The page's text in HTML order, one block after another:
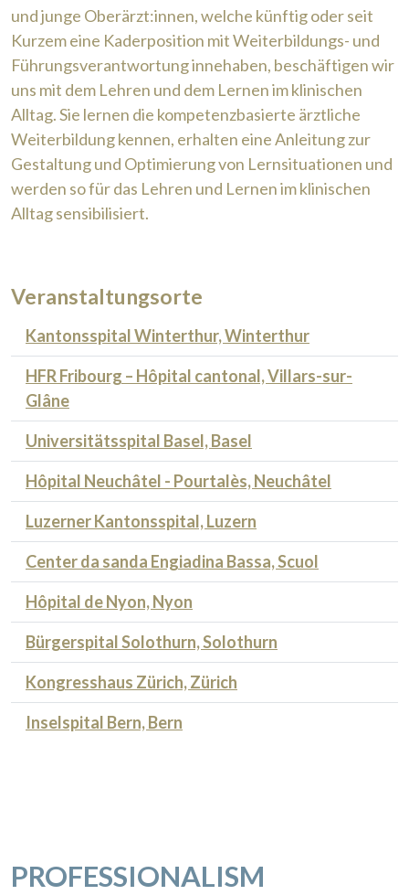
und junge Oberärzt:innen, welche künftig oder seit
Kurzem eine Kaderposition mit Weiterbildungs- und
Führungsverantwortung innehaben, beschäftigen wir
uns mit dem Lehren und dem Lernen im klinischen
Alltag. Sie lernen die kompetenzbasierte ärztliche
Weiterbildung kennen, erhalten eine Anleitung zur
Gestaltung und Optimierung von Lernsituationen und
werden so für das Lehren und Lernen im klinischen
Alltag sensibilisiert.
Veranstaltungsorte
Kantonsspital Winterthur, Winterthur
HFR Fribourg – Hôpital cantonal, Villars-sur-
Glâne
Universitätsspital Basel, Basel
Hôpital Neuchâtel - Pourtalès, Neuchâtel
Luzerner Kantonsspital, Luzern
Center da sanda Engiadina Bassa, Scuol
Hôpital de Nyon, Nyon
Bürgerspital Solothurn, Solothurn
Kongresshaus Zürich, Zürich
Inselspital Bern, Bern
PROFESSIONALISM